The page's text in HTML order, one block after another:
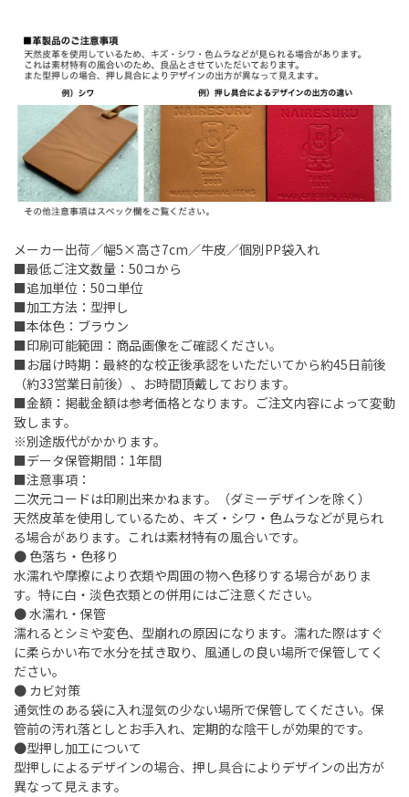
メーカー出荷／幅5×高さ7cm／牛皮／個別PP袋入れ
■最低ご注文数量：50コから
■追加単位：50コ単位
■加工方法：型押し
■本体色：ブラウン
■印刷可能範囲：商品画像をご確認ください。
■お届け時期：最終的な校正後承認をいただいてから約45日前後
（約33営業日前後）、お時間頂戴しております。
■金額：掲載金額は参考価格となります。ご注文内容によって変動
致します。
※別途版代がかかります。
■データ保管期間：1年間
■注意事項：
二次元コードは印刷出来かねます。（ダミーデザインを除く）
天然皮革を使用しているため、キズ・シワ・色ムラなどが見られ
る場合があります。これは素材特有の風合いです。
● 色落ち・色移り
水濡れや摩擦により衣類や周囲の物へ色移りする場合がありま
す。特に白・淡色衣類との併用にはご注意ください。
● 水濡れ・保管
濡れるとシミや変色、型崩れの原因になります。濡れた際はすぐ
に柔らかい布で水分を拭き取り、風通しの良い場所で保管してく
ださい。
● カビ対策
通気性のある袋に入れ湿気の少ない場所で保管してください。保
管前の汚れ落としとお手入れ、定期的な陰干しが効果的です。
●型押し加工について
型押しによるデザインの場合、押し具合によりデザインの出方が
異なって見えます。